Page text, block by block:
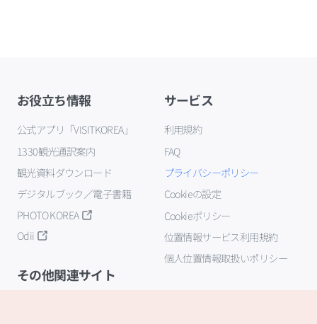
お役立ち情報
公式アプリ「VISITKOREA」
1330観光通訳案内
観光資料ダウンロード
デジタルブック／電子書籍
PHOTO KOREA
Odii
サービス
利用規約
FAQ
プライバシーポリシー
Cookieの設定
Cookieポリシー
位置情報サービス利用規約
個人位置情報取扱いポリシー
その他関連サイト